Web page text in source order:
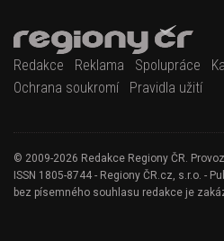
Redakce Reklama Spolupráce
Ochrana soukromí
Pravidla užití
© 2009-2026 Redakce Regiony ČR.
ISSN 1805-8744 - Regiony ČR.cz, s.r.o. -
bez písemného souhlasu redakce je